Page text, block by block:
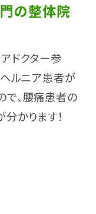
の整体院
アドクター参
ヘルニア患者が
で、腰痛患者の
かります！